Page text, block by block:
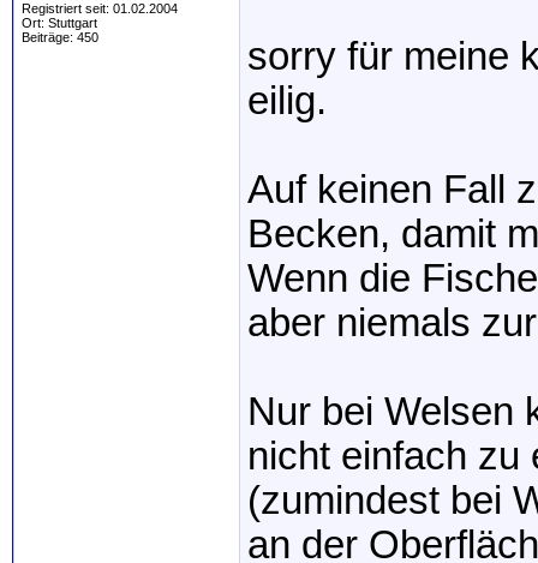
Registriert seit: 01.02.2004
Ort: Stuttgart
Beiträge: 450
sorry für meine
eilig.
Auf keinen Fall
Becken, damit
Wenn die
aber niemals
Nur bei Welsen
nicht einfach zu
(zumindest bei
an der